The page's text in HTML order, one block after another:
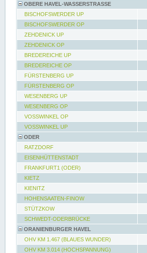
OBERE HAVEL-WASSERSTRASSE
BISCHOFSWERDER UP
BISCHOFSWERDER OP
ZEHDENICK UP
ZEHDENICK OP
BREDEREICHE UP
BREDEREICHE OP
FÜRSTENBERG UP
FÜRSTENBERG OP
WESENBERG UP
WESENBERG OP
VOSSWINKEL OP
VOSSWINKEL UP
ODER
RATZDORF
EISENHÜTTENSTADT
FRANKFURT1 (ODER)
KIETZ
KIENITZ
HOHENSAATEN-FINOW
STÜTZKOW
SCHWEDT-ODERBRÜCKE
ORANIENBURGER HAVEL
OHV KM 1.467 (BLAUES WUNDER)
OHV KM 3.014 (HOCHSPANNUNG)